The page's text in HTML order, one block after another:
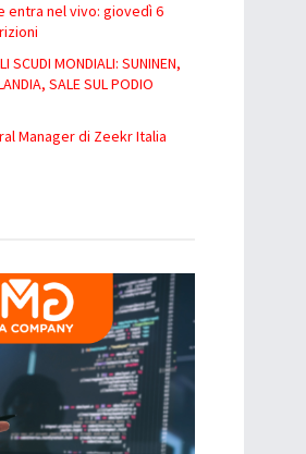
entra nel vivo: giovedì 6
SCUDI MONDIALI: SUNINEN,
SALE SUL PODIO
Manager di Zeekr Italia